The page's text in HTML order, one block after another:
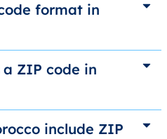
format in
ZIP code in
include ZIP